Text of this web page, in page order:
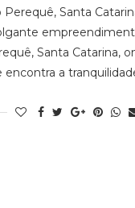
Santa
Santa Catarina,
encontra a